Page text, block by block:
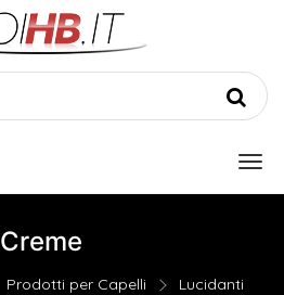
Creme
Prodotti per Capelli
Lucidanti